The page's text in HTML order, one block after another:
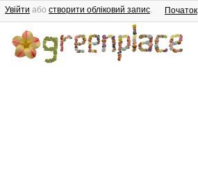
Увійти або створити обліковий запис. Початок